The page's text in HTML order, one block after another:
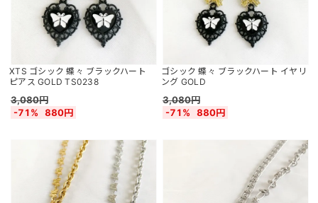
XTS ゴシック 蝶々 ブラックハート
ピアス GOLD TS0238
3,080円
-71%
880円
ゴシック 蝶々 ブラックハート イヤリ
ング GOLD
3,080円
-71%
880円